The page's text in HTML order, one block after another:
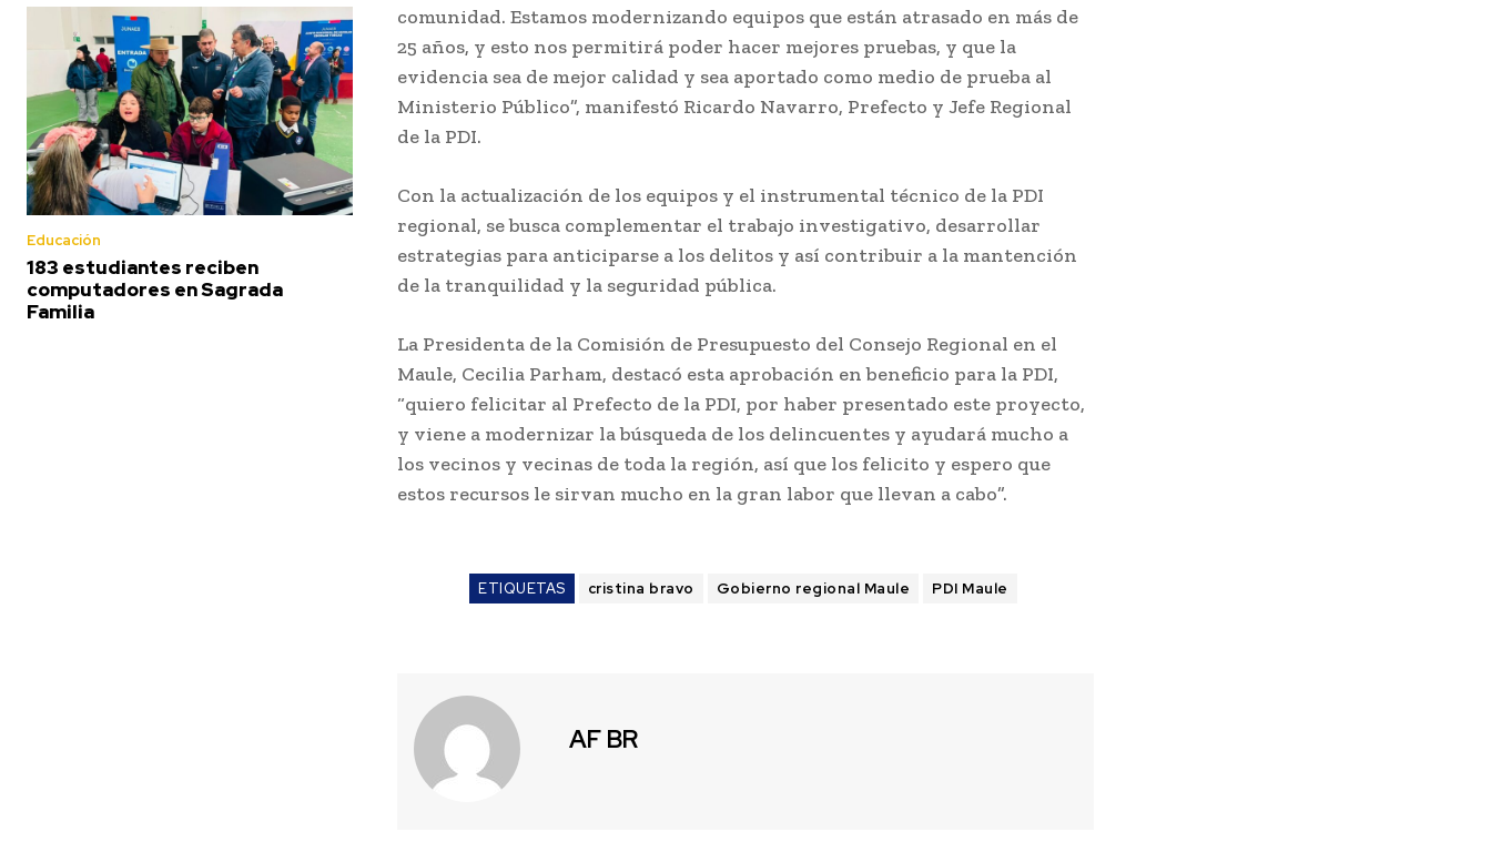
Educación
183 estudiantes reciben
computadores en Sagrada
Familia
comunidad. Estamos modernizando equipos que están atrasado en más de
25 años, y esto nos permitirá poder hacer mejores pruebas, y que la
evidencia sea de mejor calidad y sea aportado como medio de prueba al
Ministerio Público”, manifestó Ricardo Navarro, Prefecto y Jefe Regional
de la PDI.
Con la actualización de los equipos y el instrumental técnico de la PDI
regional, se busca complementar el trabajo investigativo, desarrollar
estrategias para anticiparse a los delitos y así contribuir a la mantención
de la tranquilidad y la seguridad pública.
La Presidenta de la Comisión de Presupuesto del Consejo Regional en el
Maule, Cecilia Parham, destacó esta aprobación en beneficio para la PDI,
“quiero felicitar al Prefecto de la PDI, por haber presentado este proyecto,
y viene a modernizar la búsqueda de los delincuentes y ayudará mucho a
los vecinos y vecinas de toda la región, así que los felicito y espero que
estos recursos le sirvan mucho en la gran labor que llevan a cabo”.
ETIQUETAS cristina bravo Gobierno regional Maule PDI Maule
AF BR